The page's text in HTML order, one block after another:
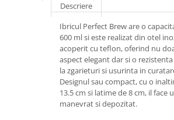
Descriere
Ibricul Perfect Brew are o
600 ml si este realizat din otel
acoperit cu teflon, oferind nu
aspect elegant dar si o
la zgarieturi si usurinta in
Designul sau compact, cu o
13.5 cm si latime de 8 cm, il face
manevrat si depozitat.